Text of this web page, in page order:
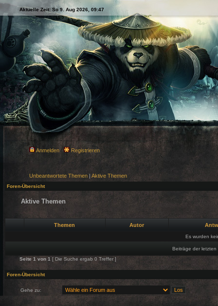
Aktuelle Zeit: So 9. Aug 2026, 09:47
Anmelden Registrieren
Unbeantwortete Themen | Aktive Themen
Foren-Übersicht
Aktive Themen
Themen Autor
Es wurden
Beiträge der
Seite 1 von 1 [ Die Suche ergab 0 Treffer ]
Foren-Übersicht
Gehe zu: